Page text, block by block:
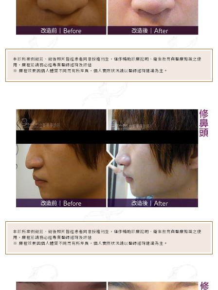
本診所案例術前、術後照片皆經患者同意授權刊登，僅作輔助診療說明、衛生教育與醫療知識之使
用，療程前請務必經專業醫師諮詢及評估
※ 療程效果因個人體質不同而有所差異，個人實際狀況請以醫師諮詢建議為主。
本診所案例術前、術後照片皆經患者同意授權刊登，僅作輔助診療說明、衛生教育與醫療知識之使
用，療程前請務必經專業醫師諮詢及評估
※ 療程效果因個人體質不同而有所差異，個人實際狀況請以醫師諮詢建議為主。